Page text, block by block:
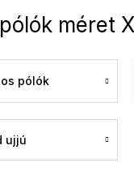
méret
pólók
ujjú